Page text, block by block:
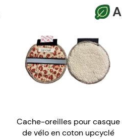
A
Cache-oreilles pour casque
de vélo en coton upcyclé